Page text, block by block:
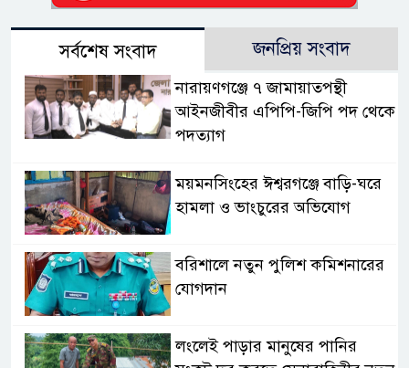
সর্বশেষ সংবাদ জনপ্রিয় সংবাদ
নারায়ণগঞ্জে ৭ জামায়াতপন্থী
আইনজীবীর এপিপি-জিপি পদ থেকে
পদত্যাগ
ময়মনসিংহের ঈশ্বরগঞ্জে বাড়ি-ঘরে
হামলা ও ভাংচুরের অভিযোগ
বরিশালে নতুন পুলিশ কমিশনারের
যোগদান
লংলেই পাড়ার মানুষের পানির